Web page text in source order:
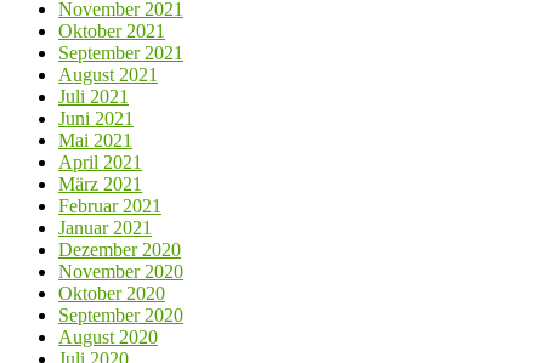
November 2021
Oktober 2021
September 2021
August 2021
Juli 2021
Juni 2021
Mai 2021
April 2021
März 2021
Februar 2021
Januar 2021
Dezember 2020
November 2020
Oktober 2020
September 2020
August 2020
Juli 2020